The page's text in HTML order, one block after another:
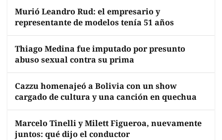
Murió Leandro Rud: el empresario y
representante de modelos tenía 51 años
Thiago Medina fue imputado por presunto
abuso sexual contra su prima
Cazzu homenajeó a Bolivia con un show
cargado de cultura y una canción en quechua
Marcelo Tinelli y Milett Figueroa, nuevamente
juntos: qué dijo el conductor